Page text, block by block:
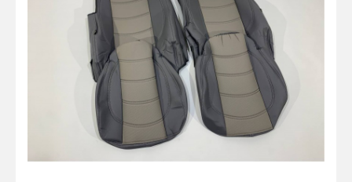
Оптика и светотехника
Брызговики
Запчасти кузова и зеркала
Малый коммерческий транспорт
Маркировочные знаки и светоотражатели
Пневматические соединения